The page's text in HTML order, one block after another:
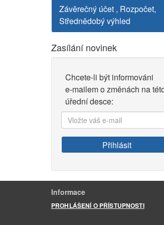
Závěrečný účet , Rozpočet,
Střednědobý výhled
Zasílání novinek
Chcete-li být informováni
e-mailem o změnách na
úřední desce:
Vložte
váš
e-
mail:
Přihlásit
Informace
PROHLÁŠENÍ O PŘÍSTUPNOSTI